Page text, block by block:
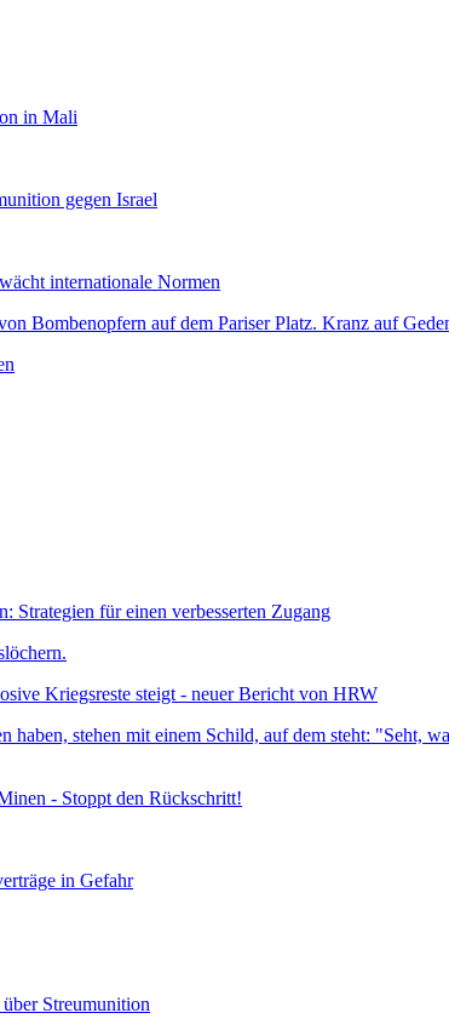
in Mali
gegen Israel
internationale Normen
Strategien für einen verbesserten Zugang
Kriegsreste steigt - neuer Bericht von HRW
- Stoppt den Rückschritt!
in Gefahr
Streumunition